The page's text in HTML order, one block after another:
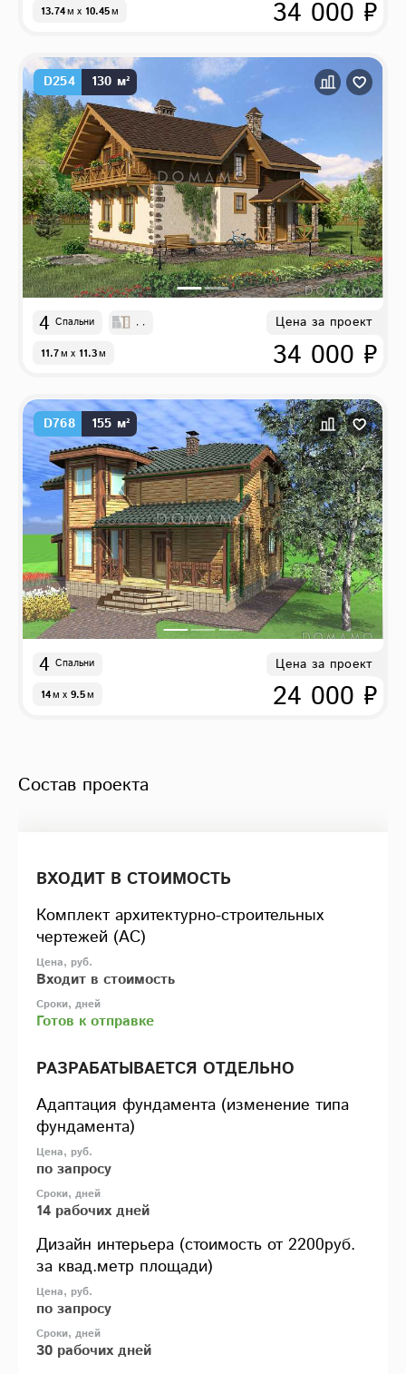
13.74м x 10.45м 34 000 ₽
D254 130 м²
4 Спальни , ,
11.7м x 11.3м
Цена за проект
34 000 ₽
D768 155 м²
4 Спальни
14м x 9.5м
Цена за проект
24 000 ₽
Состав проекта
ВХОДИТ В СТОИМОСТЬ
Комплект архитектурно-строительных
чертежей (АС)
Входит в стоимость
Готов к отправке
РАЗРАБАТЫВАЕТСЯ ОТДЕЛЬНО
Адаптация фундамента (изменение типа
фундамента)
по запросу
14 рабочих дней
Дизайн интерьера (стоимость от 2200руб.
за квад.метр площади)
по запросу
30 рабочих дней